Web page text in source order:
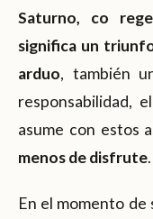
Saturno, co
significa un
arduo, también
responsabilidad,
asume con estos
menos de disfrute.
En el momento